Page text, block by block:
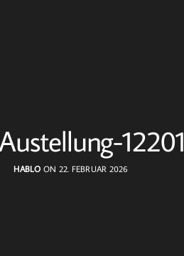
HABLO ON 22. FEBRUAR 2026